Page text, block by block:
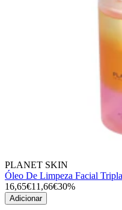
PLANET SKIN
Óleo De Limpeza Facial
16,65€11,66€30%
Adicionar